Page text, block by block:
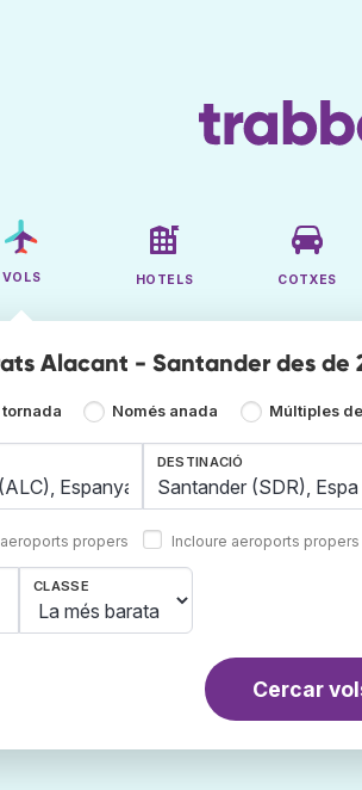
VOLS HOTELS COTXES
Alacant - Santander des de
Només anada Múltiples
propers
DESTINACIÓ
Incloure aeroports propers
CLASSE
Cercar